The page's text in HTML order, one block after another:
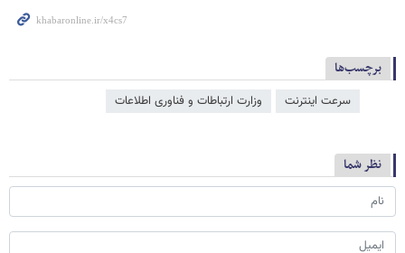
برچسب‌ها
سرعت اینترنت وزارت ارتباطات و فناوری اطلاعات
نظر شما